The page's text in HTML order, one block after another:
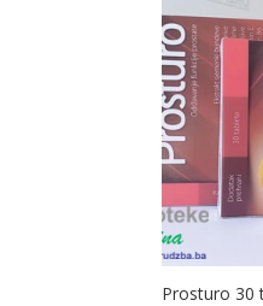
Prosturo 30